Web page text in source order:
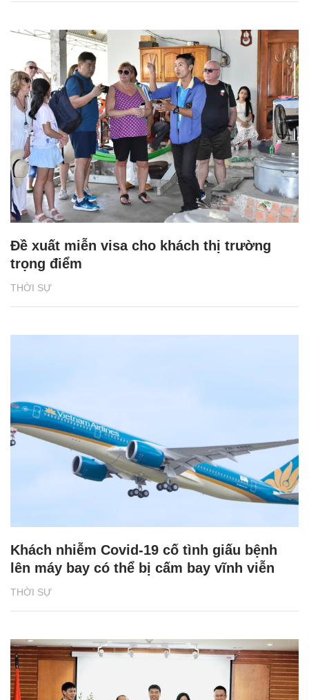
THỜI SỰ
Đề xuất miễn visa cho khách thị trường
trọng điểm
THỜI SỰ
Khách nhiễm Covid-19 cố tình giấu bệnh
lên máy bay có thể bị cấm bay vĩnh viễn